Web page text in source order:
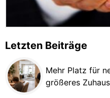
Letzten Beiträge
Mehr Platz für
größeres